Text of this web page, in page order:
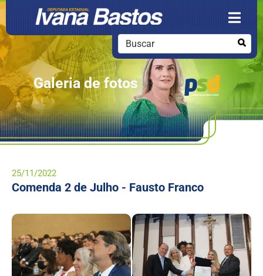
Galeria de fotos
25/11/2022
Comenda 2 de Julho - Fausto Franco